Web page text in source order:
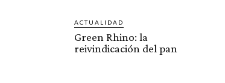
ACTUALIDAD
Green Rhino: la
reivindicación del pan